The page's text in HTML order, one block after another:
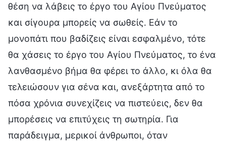
θέση να λάβεις το έργο του Αγίου Πνεύματος
και σίγουρα μπορείς να σωθείς. Εάν το
μονοπάτι που βαδίζεις είναι εσφαλμένο, τότε
θα χάσεις το έργο του Αγίου Πνεύματος, το ένα
λανθασμένο βήμα θα φέρει το άλλο, κι όλα θα
τελειώσουν για σένα και, ανεξάρτητα από το
πόσα χρόνια συνεχίζεις να πιστεύεις, δεν θα
μπορέσεις να επιτύχεις τη σωτηρία. Για
παράδειγμα, μερικοί άνθρωποι, όταν